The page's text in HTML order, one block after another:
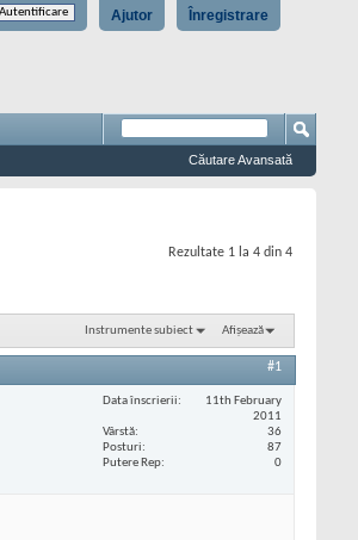
Înregistrare
Ajutor
Căutare Avansată
Rezultate 1 la 4 din 4
Instrumente subiect Afișează
#1
Data înscrierii
11th February
2011
Vârstă
36
Posturi
87
Putere Rep
0